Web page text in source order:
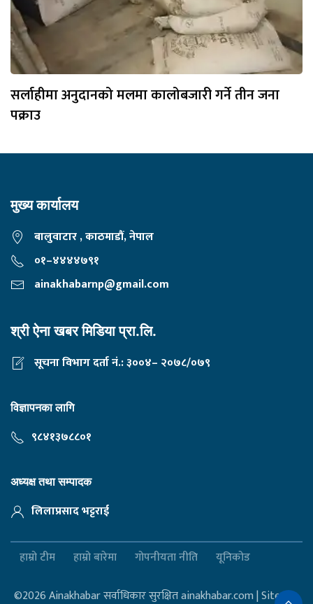
सर्लाहीमा अनुदानको मलमा कालोबजारी गर्ने तीन जना
पक्राउ
मुख्य कार्यालय
बालुवाटार , काठमाडौं, नेपाल
०१–४४४४७९१
ainakhabarnp@gmail.com
श्री ऐना खबर मिडिया प्रा.लि.
सूचना विभाग दर्ता नं.: ३००४– २०७८/०७९
विज्ञापनका लागि
९८४१३७८८०१
अध्यक्ष तथा सम्पादक
लिलाप्रसाद भट्टराई
हाम्रो टीम हाम्रो बारेमा गोपनीयता नीति यूनिकोड
©2026 Ainakhabar सर्वाधिकार सुरक्षित ainakhabar.com | Site By :